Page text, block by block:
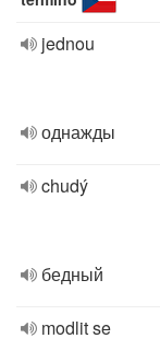
jednou
однажды
chudý
бедный
modlit se